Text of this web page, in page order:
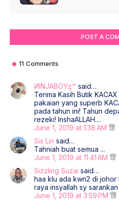
POST A
11 Comments
ИINJAΒOYʐ™ said…
Terima Kasih Butik
pakaian yang superb
pada tahun ini! Tahun
rezeki! InshaALLAH....
June 1, 2019 at 1:38 AM
Sis Lin said…
Tahniah buat semua ...
June 1, 2019 at 11:41 AM
Sizzling Suzai said…
haa klu ada kwn2 di johor
raya insyallah sy
June 1, 2019 at 3:59 PM